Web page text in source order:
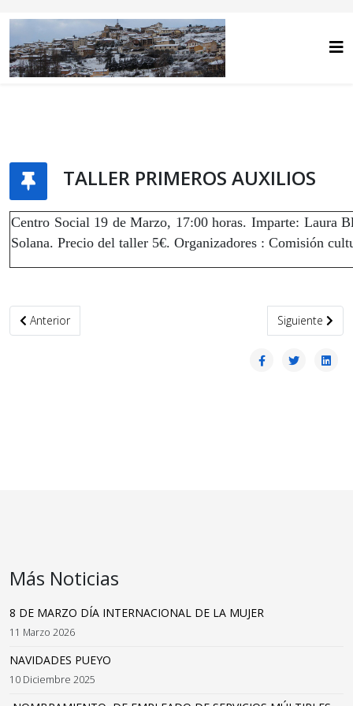
TALLER PRIMEROS AUXILIOS
Centro Social 19 de Marzo, 17:00 horas. Imparte: Laura
Solana. Precio del taller 5€. Organizadores : Comisión
Artículo anterior: VI TROFEO BARRANCO NEVAO
Anterior Artículo
Siguiente
Más Noticias
8 DE MARZO DÍA INTERNACIONAL DE LA MUJER
11 Marzo 2026
NAVIDADES PUEYO
10 Diciembre 2025